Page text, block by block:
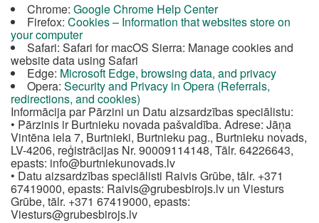
Chrome: Google Chrome Help Center
Firefox: Cookies – Information that websites store on
your computer
Safari: Safari for macOS Sierra: Manage cookies and
website data using Safari
Edge: Microsoft Edge, browsing data, and privacy
Opera: Security and Privacy in Opera (Referrals,
redirections, and cookies)
Informācija par Pārzini un Datu aizsardzības speciālistu:
• Pārzinis ir Burtnieku novada pašvaldība. Adrese: Jāņa
Vintēna iela 7, Burtnieki, Burtnieku pag., Burtnieku novads,
LV-4206, reģistrācijas Nr. 90009114148, Tālr. 64226643,
epasts: info@burtniekunovads.lv
• Datu aizsardzības speciālisti Raivis Grūbe, tālr. +371
67419000, epasts: Raivis@grubesbirojs.lv un Viesturs
Grūbe, tālr. +371 67419000, epasts:
Viesturs@grubesbirojs.lv